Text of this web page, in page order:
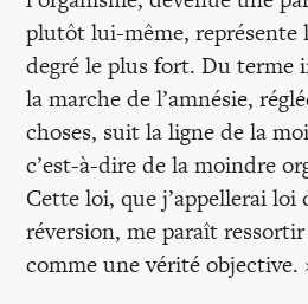
plutôt lui-même, représente
degré le plus fort. Du terme
la marche de l’amnésie,
choses, suit la ligne de la
c’est-à-dire de la moindre
Cette loi, que j’appellerai loi
réversion, me paraît
comme une vérité objective.